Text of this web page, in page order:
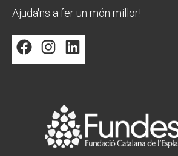
Ajuda'ns a fer un món millor!
FacebookInstagram